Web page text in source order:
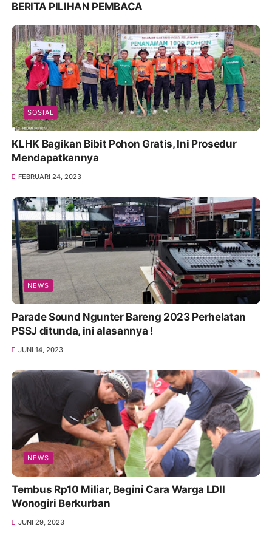
BERITA PILIHAN PEMBACA
SOSIAL
KLHK Bagikan Bibit Pohon Gratis, Ini Prosedur
Mendapatkannya
FEBRUARI 24, 2023
NEWS
Parade Sound Ngunter Bareng 2023 Perhelatan
PSSJ ditunda, ini alasannya !
JUNI 14, 2023
NEWS
Tembus Rp10 Miliar, Begini Cara Warga LDII
Wonogiri Berkurban
JUNI 29, 2023